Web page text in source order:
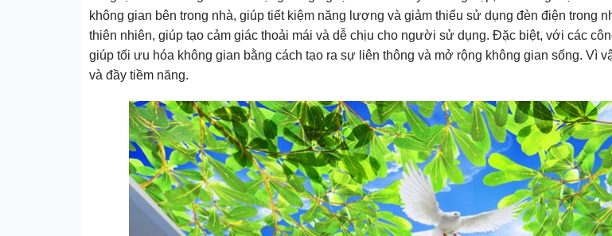
không gian bên trong nhà, giúp tiết kiệm năng lượng và giảm thiểu sử dụng đèn điện trong
thiên nhiên, giúp tạo cảm giác thoải mái và dễ chịu cho người sử dụng. Đặc biệt, với các
giúp tối ưu hóa không gian bằng cách tạo ra sự liên thông và mở rộng không gian sống. Vì
và đầy tiềm năng.